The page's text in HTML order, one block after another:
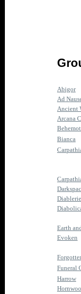
Abigor
Ad
Ancient
Arcana
Bianca
Diablerie
Earth
Evoken
Funeral
Harrow